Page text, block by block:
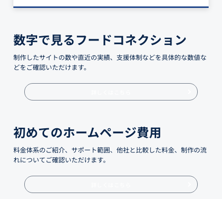
数字で見るフードコネクション
制作したサイトの数や直近の実績、支援体制などを具体的な数値な
どをご確認いただけます。
初めてのホームページ費用
料金体系のご紹介、サポート範囲、他社と比較した料金、制作の流
れについてご確認いただけます。